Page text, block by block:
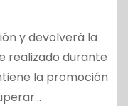
y devolverá la
realizado durante
la promoción